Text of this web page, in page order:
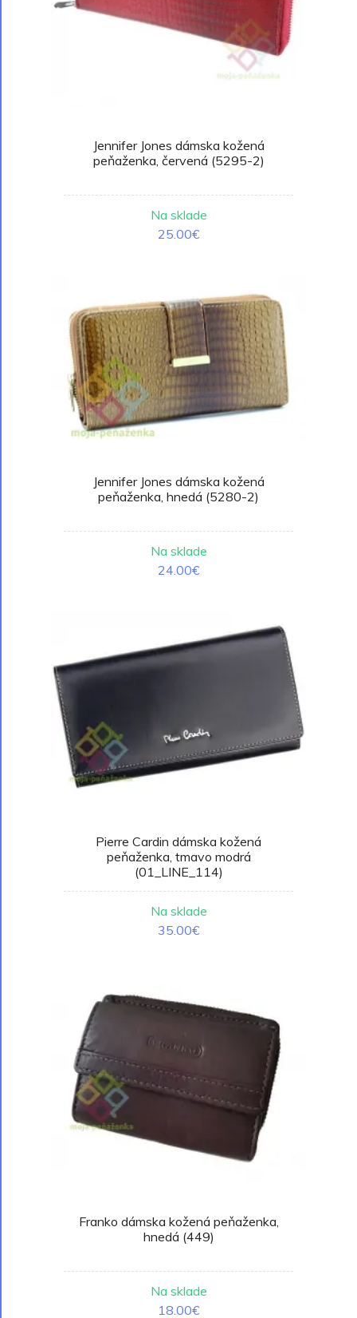
Jennifer Jones dámska kožená
peňaženka, červená (5295-2)
Na sklade
25.00€
Jennifer Jones dámska kožená
peňaženka, hnedá (5280-2)
Na sklade
24.00€
Pierre Cardin dámska kožená
peňaženka, tmavo modrá
(01_LINE_114)
Na sklade
35.00€
Franko dámska kožená peňaženka,
hnedá (449)
Na sklade
18.00€